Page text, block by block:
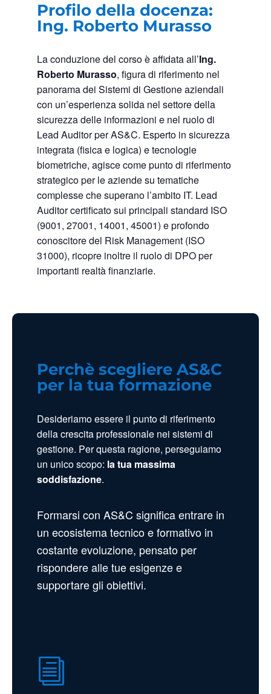
Profilo della docenza:
Ing. Roberto Murasso
La conduzione del corso è affidata all’Ing.
Roberto Murasso, figura di riferimento nel
panorama dei Sistemi di Gestione aziendali
con un’esperienza solida nel settore della
sicurezza delle informazioni e nel ruolo di
Lead Auditor per AS&C. Esperto in sicurezza
integrata (fisica e logica) e tecnologie
biometriche, agisce come punto di riferimento
strategico per le aziende su tematiche
complesse che superano l’ambito IT. Lead
Auditor certificato sui principali standard ISO
(9001, 27001, 14001, 45001) e profondo
conoscitore del Risk Management (ISO
31000), ricopre inoltre il ruolo di DPO per
importanti realtà finanziarie.
Perchè scegliere AS&C
per la tua formazione
Desideriamo essere il punto di riferimento
della crescita professionale nei sistemi di
gestione. Per questa ragione, perseguiamo
un unico scopo: la tua massima
soddisfazione.
Formarsi con AS&C significa entrare in
un ecosistema tecnico e formativo in
costante evoluzione, pensato per
rispondere alle tue esigenze e
supportare gli obiettivi.
i